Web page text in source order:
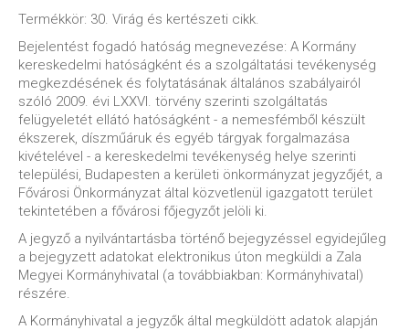
Termékkör: 30. Virág és kertészeti cikk.
Bejelentést fogadó hatóság megnevezése: A Kormány
kereskedelmi hatóságként és a szolgáltatási tevékenység
megkezdésének és folytatásának általános szabályairól
szóló 2009. évi LXXVI. törvény szerinti szolgáltatás
felügyeletét ellátó hatóságként - a nemesfémből készült
ékszerek, díszműáruk és egyéb tárgyak forgalmazása
kivételével - a kereskedelmi tevékenység helye szerinti
települési, Budapesten a kerületi önkormányzat jegyzőjét, a
Fővárosi Önkormányzat által közvetlenül igazgatott terület
tekintetében a fővárosi főjegyzőt jelöli ki.
A jegyző a nyilvántartásba történő bejegyzéssel egyidejűleg
a bejegyzett adatokat elektronikus úton megküldi a Zala
Megyei Kormányhivatal (a továbbiakban: Kormányhivatal)
részére.
A Kormányhivatal a jegyzők által megküldött adatok alapján